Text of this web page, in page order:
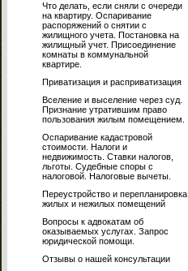
Что делать, если сняли с очереди
на квартиру. Оспаривание
распоряжений о снятии с
жилищного учета. Постановка на
жилищный учет. Присоединение
комнаты в коммунальной
квартире.
Приватизация и расприватизация
Вселение и выселение через суд.
Признание утратившим право
пользования жилым помещением.
Оспаривание кадастровой
стоимости. Налоги и
недвижимость. Ставки налогов,
льготы. Судебные споры с
налоговой. Налоговые вычеты.
Переустройство и перепланировка
жилых и нежилых помещений
Вопросы к адвокатам об
оказываемых услугах. Запрос
юридической помощи.
Отзывы о нашей консультации